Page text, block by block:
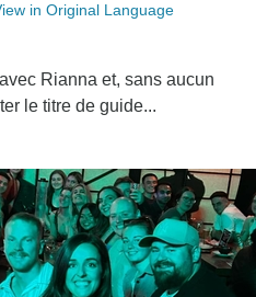
in Original Language
Rianna et, sans aucun
le titre de guide...